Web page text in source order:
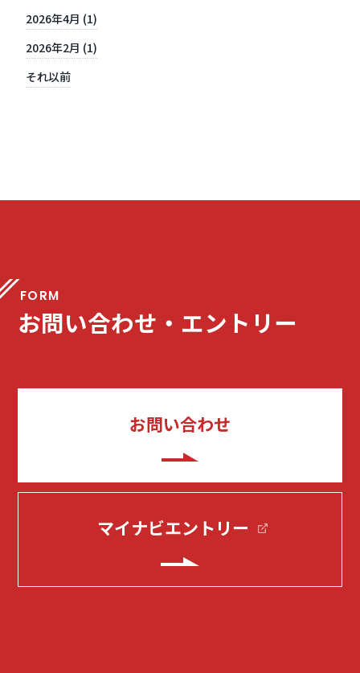
2026年4月 (1)
2026年2月 (1)
それ以前
FORM
お問い合わせ・エントリー
お問い合わせ
マイナビエントリー